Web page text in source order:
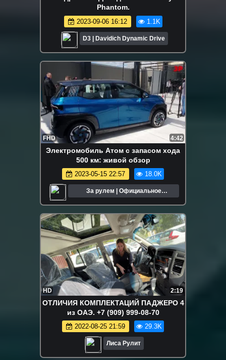
Phantom.
2023-09-06 16:12 1.1K
D3 | Davidich Dynamic Drive
FHD 4:42
Электромобиль Атом с запасом хода
500 км: живой обзор
2023-05-15 22:57 18.0K
За рулем | Официальное
HD 2:19
ОТЛИЧИЯ КОМПЛЕКТАЦИЙ ПАДЖЕРО 4
из ОАЭ. +7 (909) 999-08-70
2022-08-25 21:59 29.3K
Лиса Рулит